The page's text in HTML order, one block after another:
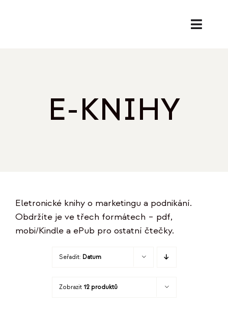
E-KNIHY
Eletronické knihy o marketingu a podnikání.
Obdržíte je ve třech formátech – pdf,
mobi/Kindle a ePub pro ostatní čtečky.
Seřadit: Datum
Zobrazit 12 produktů